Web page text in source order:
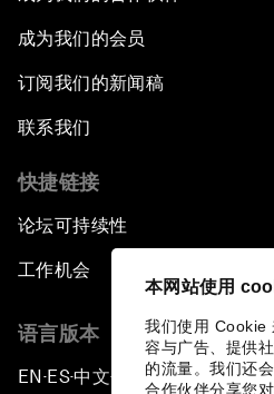
本网站使用
我们使用 Cookie
容与广告、提供
的流量。我们还
合作伙伴分享您
成为我们的会员
订阅我们的新闻稿
联系我们
快捷链接
论坛可持续性
工作机会
语言版本
EN ▪ES▪中文▪ 日本語